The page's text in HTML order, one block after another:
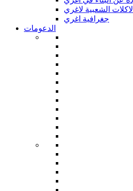
الاكلات الشعبية لاغري
جغرافية اغري
الدعومات